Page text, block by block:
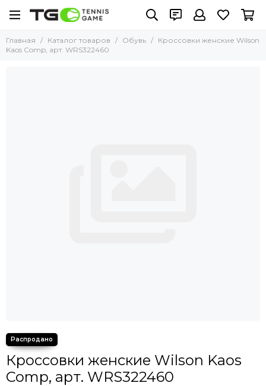
Главная Каталог товаров Обувь
Кроссовки женские Wilson
Kaos Comp, арт. WRS322460
Кроссовки женские Wilson Kaos
Comp, арт. WRS322460